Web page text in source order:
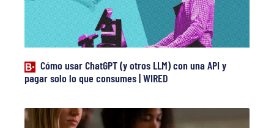
Cómo usar ChatGPT (y otros LLM) con una API y
pagar solo lo que consumes | WIRED